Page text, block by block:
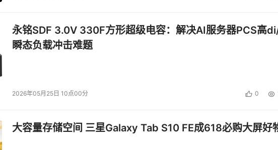
永铭SDF 3.0V 330F方形超级电容：解决AI服务器PCS高
瞬态负载冲击难题
2026年05月25日 10点00分 0
大容量存储空间 三星Galaxy Tab S10 FE成618必购大屏好